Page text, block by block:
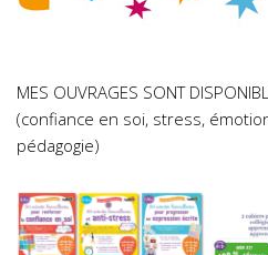
MES OUVRAGES SONT
(confiance en soi, stress,
pédagogie)